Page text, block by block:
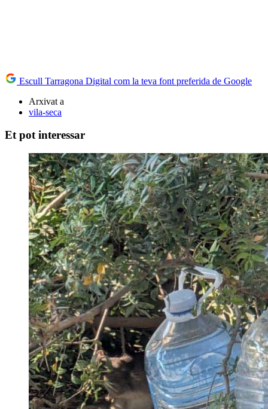
Escull Tarragona Digital com la teva font preferida de Google
Arxivat a
vila-seca
Et pot interessar